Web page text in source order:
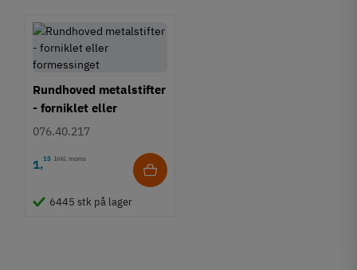
Rundhoved metalstifter
- forniklet eller
formessinget
076.40.217
1,15 Inkl. moms
6445 stk på lager